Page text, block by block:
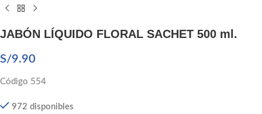
JABÓN LÍQUIDO FLORAL SACHET 500 ml.
S/9.90
Código 554
972 disponibles